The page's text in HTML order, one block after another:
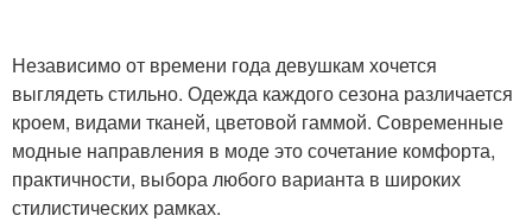
Независимо от времени года девушкам хочется
выглядеть стильно. Одежда каждого сезона различается
кроем, видами тканей, цветовой гаммой. Современные
модные направления в моде это сочетание комфорта,
практичности, выбора любого варианта в широких
стилистических рамках.